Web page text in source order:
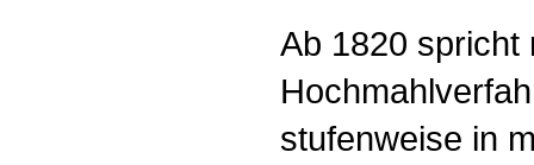
Ab 1820 spricht
stufenweise in